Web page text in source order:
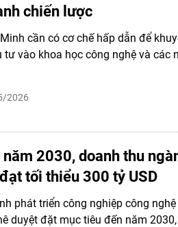
chiến lược
2026
cần có cơ chế hấp dẫn để
tư vào khoa học công nghệ và các
2030, doanh thu
tối thiểu 300 tỷ USD
phát triển công nghiệp công
duyệt đặt mục tiêu đến năm